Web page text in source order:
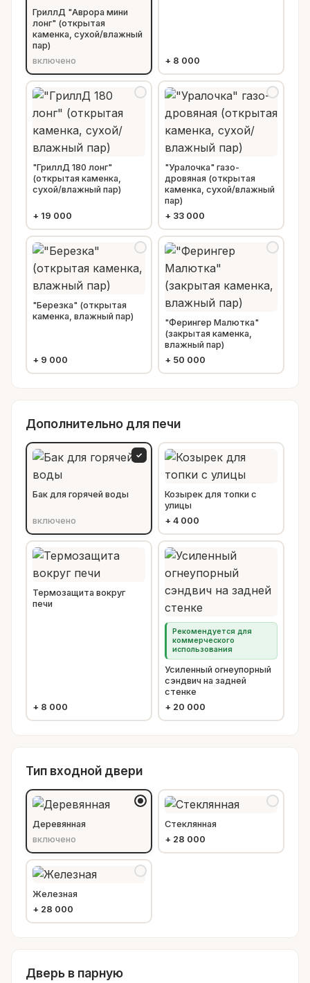
ГриллД "Аврора мини
лонг" (открытая
каменка, сухой/влажный
пар)
включено
+ 8 000
"ГриллД 180 лонг"
(открытая каменка,
сухой/влажный пар)
+ 19 000
"Уралочка" газо-
дровяная (открытая
каменка, сухой/влажный
пар)
+ 33 000
"Березка" (открытая
каменка, влажный пар)
+ 9 000
"Ферингер Малютка"
(закрытая каменка,
влажный пар)
+ 50 000
Дополнительно для печи
Бак для горячей воды
включено
✓
Козырек для топки с
улицы
+ 4 000
Термозащита вокруг
печи
+ 8 000
Рекомендуется для
коммерческого
использования
Усиленный огнеупорный
сэндвич на задней
стенке
+ 20 000
Тип входной двери
Деревянная
включено
Стеклянная
+ 28 000
Железная
+ 28 000
Дверь в парную